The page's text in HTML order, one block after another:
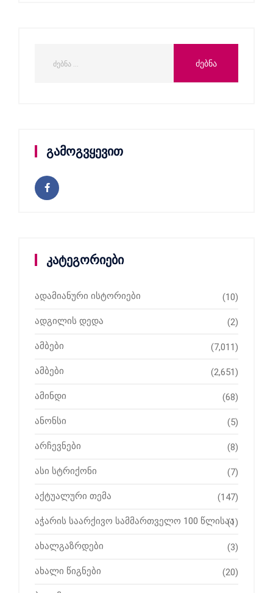
გამოგვყევით
კატეგორიები
ადამიანური ისტორიები (10)
ადგილის დედა (2)
ამბები (7,011)
ამბები (2,651)
ამინდი (68)
ანონსი (5)
არჩევნები (8)
ასი სტრიქონი (7)
აქტუალური თემა (147)
აჭარის საარქივო სამმართველო 100 წლისაა
(1)
ახალგაზრდები (3)
ახალი წიგნები (20)